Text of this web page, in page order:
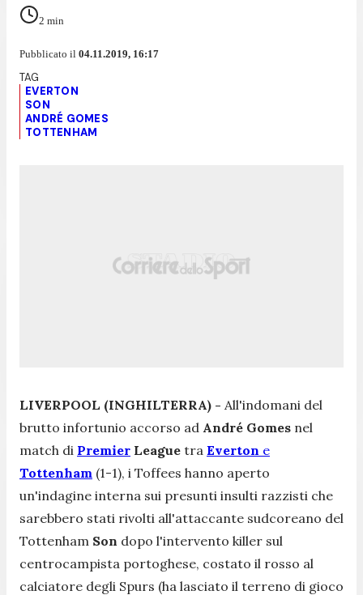
2 min
Pubblicato il 04.11.2019, 16:17
EVERTON
SON
ANDRÉ GOMES
TOTTENHAM
LIVERPOOL (INGHILTERRA) - All'indomani del
brutto infortunio accorso ad André Gomes nel
match di Premier League tra Everton e
Tottenham (1-1), i Toffees hanno aperto
un'indagine interna sui presunti insulti razzisti che
sarebbero stati rivolti all'attaccante sudcoreano del
Tottenham Son dopo l'intervento killer sul
centrocampista portoghese, costato il rosso al
calciatore degli Spurs (ha lasciato il terreno di gioco